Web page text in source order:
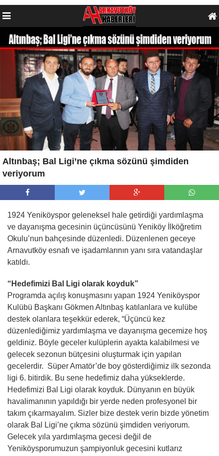
Altınbaş; Bal Ligi’ne çıkma sözünü şimdiden
veriyorum
1924 Yeniköyspor geleneksel hale getirdiği yardımlaşma
ve dayanışma gecesinin üçüncüsünü Yeniköy İlköğretim
Okulu’nun bahçesinde düzenledi. Düzenlenen geceye
Arnavutköy esnafı ve işadamlarının yanı sıra vatandaşlar
katıldı.
“Hedefimizi Bal Ligi olarak koyduk”
Programda açılış konuşmasını yapan 1924 Yeniköyspor
Kulübü Başkanı Gökmen Altınbaş katılanlara ve kulübe
destek olanlara teşekkür ederek, “Üçüncü kez
düzenlediğimiz yardımlaşma ve dayanışma gecemize hoş
geldiniz. Böyle geceler kulüplerin ayakta kalabilmesi ve
gelecek sezonun bütçesini oluşturmak için yapılan
gecelerdir. Süper Amatör’de boy gösterdiğimiz ilk sezonda
ligi 6. bitirdik. Bu sene hedefimiz daha yükseklerde.
Hedefimizi Bal Ligi olarak koyduk. Dünyanın en büyük
havalimanının yapıldığı bir yerde neden profesyonel bir
takım çıkarmayalım. Sizler bize destek verin bizde yönetim
olarak Bal Ligi’ne çıkma sözünü şimdiden veriyorum.
Gelecek yıla yardımlaşma gecesi değil de
Yeniköysporumuzun şampiyonluk gecesini kutlarız